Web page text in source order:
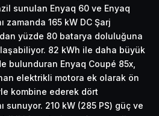
sunulan Enyaq 60 ve Enyaq
zamanda 165 kW DC Şarj
yüzde 80 batarya doluluğuna
82 kWh ile daha büyük
bulunduran Enyaq Coupé 85x,
elektrikli motora ek olarak ön
kombine ederek dört
sunuyor. 210 kW (285 PS) güç ve